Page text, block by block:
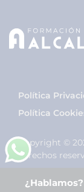
¿Hablamos?
Política
Política
Copyright ©
derechos